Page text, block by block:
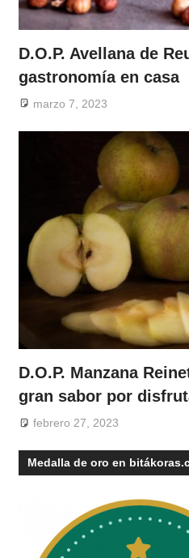
D.O.P. Avellana de
gastronomía en casa
marzo 7, 2023
D.O.P. Manzana
gran sabor por
febrero 27, 2023
Medalla de oro en